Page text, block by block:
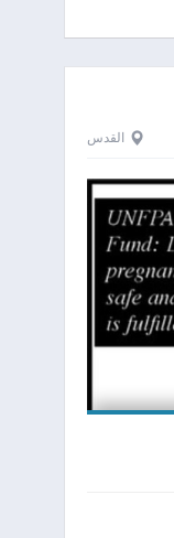
القدس